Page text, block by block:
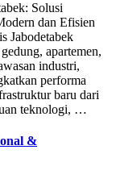
Solusi
dan Efisien
Jabodetabek
apartemen,
industri,
performa
baru dari
teknologi, …
&